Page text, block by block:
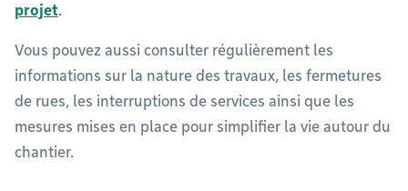
projet.
Vous pouvez aussi consulter régulièrement les
informations sur la nature des travaux, les fermetures
de rues, les interruptions de services ainsi que les
mesures mises en place pour simplifier la vie autour du
chantier.